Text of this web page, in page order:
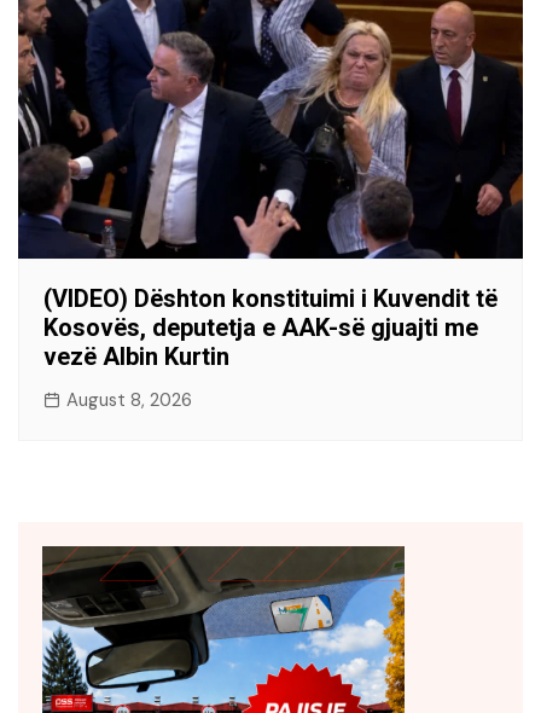
(VIDEO) Dështon konstituimi i Kuvendit të
Kosovës, deputetja e AAK-së gjuajti me
vezë Albin Kurtin
August 8, 2026